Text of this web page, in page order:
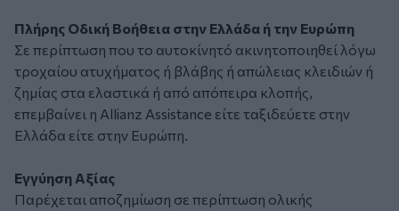
Πλήρης Οδική Βοήθεια στην Ελλάδα ή την Ευρώπη
Σε περίπτωση που το αυτοκίνητό ακινητοποιηθεί λόγω
τροχαίου ατυχήματος ή βλάβης ή απώλειας κλειδιών ή
ζημίας στα ελαστικά ή από απόπειρα κλοπής,
επεμβαίνει η Allianz Assistance είτε ταξιδεύετε στην
Ελλάδα είτε στην Ευρώπη.
Εγγύηση Αξίας
Παρέχεται αποζημίωση σε περίπτωση ολικής